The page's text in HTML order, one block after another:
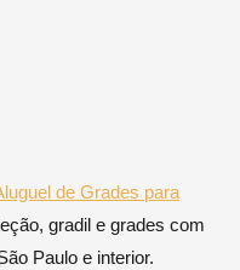
de Grades para
gradil e grades com
Paulo e interior.